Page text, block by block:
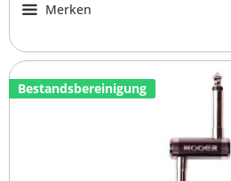
Merken
Bestandsbereinigung